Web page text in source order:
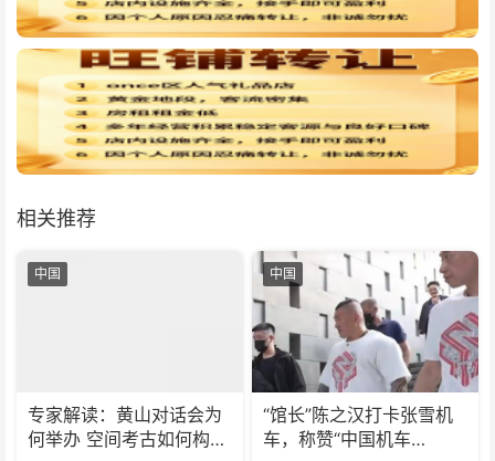
相关推荐
中国
专家解读：黄山对话会为
何举办 空间考古如何构建
中国
“馆长”陈之汉打卡张雪机
车，称赞“中国机车